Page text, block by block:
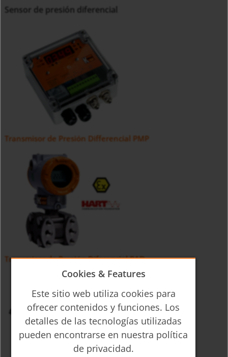
Sensor de presión diferencial
Transmisor de Presión Differencial PMP
Transmisor de Presión Diferencial PAD
Cookies & Features
Este sitio web utiliza cookies para
ofrecer contenidos y funciones. Los
detalles de las tecnologías utilizadas
pueden encontrarse en nuestra política
de privacidad.